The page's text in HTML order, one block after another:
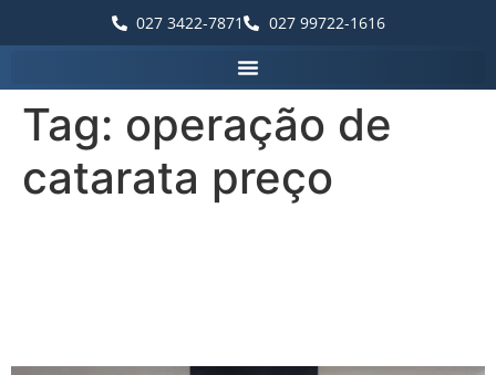
027 3422-7871 027 99722-1616
Tag: operação de
catarata preço